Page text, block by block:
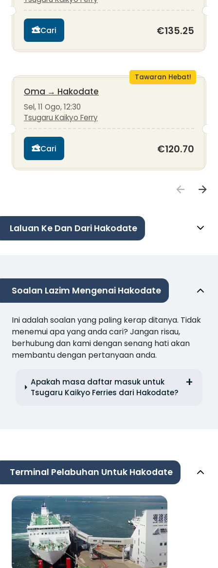
Cari €135.25
Tawaran Hebat!
Oma → Hakodate
Sel, 11 Ogo, 12:30
Tsugaru Kaikyo Ferry
Cari €120.70
Laluan Ke Dan Dari Hakodate
Soalan Lazim Mengenai Hakodate
Ini adalah soalan yang paling kerap ditanya. Tidak
menemui apa yang anda cari? Jangan risau,
berhubung dan kami dengan senang hati akan
membantu dengan pertanyaan anda.
Apakah masa daftar masuk untuk
Tsugaru Kaikyo Ferries dari Hakodate?
Terminal Pelabuhan Untuk Hakodate